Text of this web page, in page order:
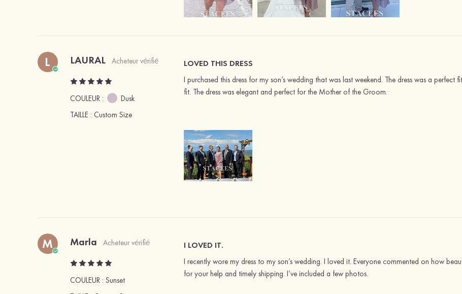
L LAURAL Acheteur vérifié
COULEUR :
Dusk
TAILLE : Custom Size
LOVED THIS DRESS
I purchased this dress for my son’s wedding that was last weekend. The dress was a
fit. The dress was elegant and perfect for the Mother of the Groom.
M Marla Acheteur vérifié
COULEUR : Sunset
I LOVED IT.
I recently wore my dress to my son’s wedding. I loved it. Everyone commented on how
for your help and timely shipping. I’ve included a few photos.